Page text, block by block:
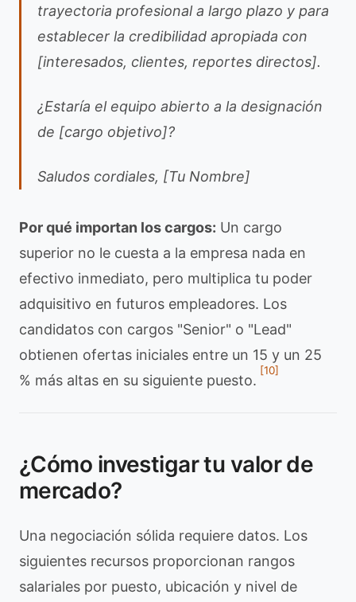
trayectoria profesional a largo plazo y para
establecer la credibilidad apropiada con
[interesados, clientes, reportes directos].
¿Estaría el equipo abierto a la designación
de [cargo objetivo]?
Saludos cordiales, [Tu Nombre]
Por qué importan los cargos: Un cargo
superior no le cuesta a la empresa nada en
efectivo inmediato, pero multiplica tu poder
adquisitivo en futuros empleadores. Los
candidatos con cargos "Senior" o "Lead"
obtienen ofertas iniciales entre un 15 y un 25
% más altas en su siguiente puesto.
[10]
¿Cómo investigar tu valor de
mercado?
Una negociación sólida requiere datos. Los
siguientes recursos proporcionan rangos
salariales por puesto, ubicación y nivel de